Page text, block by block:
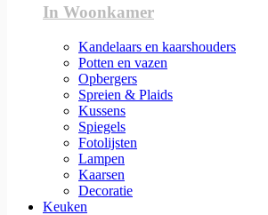
In Woonkamer
Kandelaars en kaarshouders
Potten en vazen
Opbergers
Spreien & Plaids
Kussens
Spiegels
Fotolijsten
Lampen
Kaarsen
Decoratie
Keuken